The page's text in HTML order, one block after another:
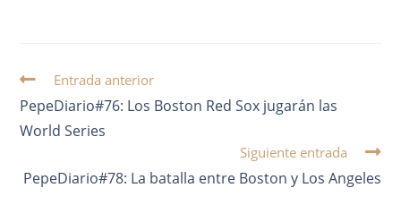
Entrada anterior
PepeDiario#76: Los Boston Red Sox jugarán las
World Series
Siguiente entrada
PepeDiario#78: La batalla entre Boston y Los Angeles